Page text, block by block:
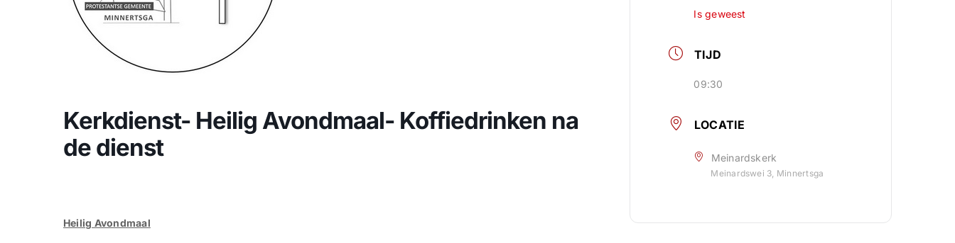
Kerkdienst- Heilig Avondmaal- Koffiedrinken na
de dienst
Heilig Avondmaal
Is geweest
TIJD
09:30
LOCATIE
Meinardskerk
Meinardswei 3, Minnertsga